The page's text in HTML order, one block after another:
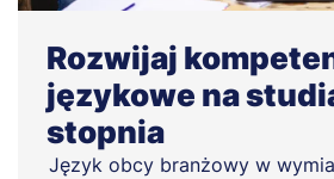
Rozwijaj
językowe na
stopnia
Język obcy branżowy w